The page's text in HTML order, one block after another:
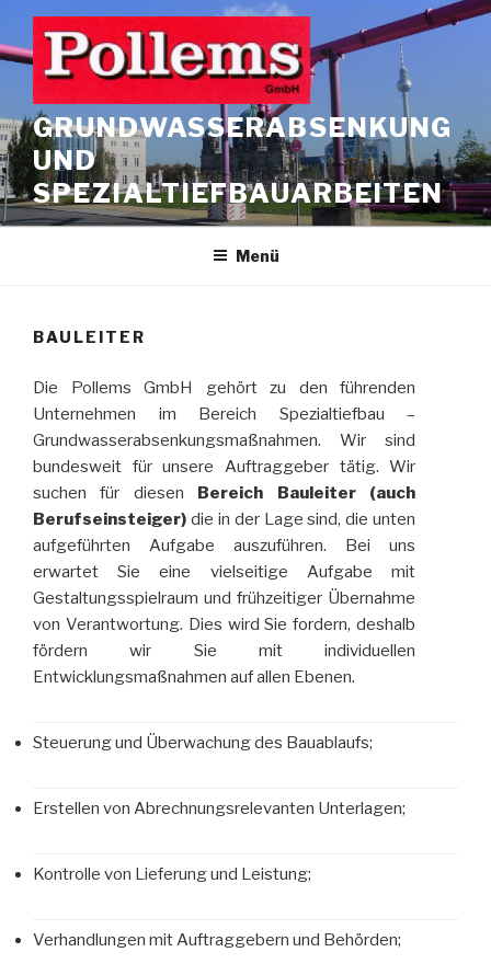
springen
GRUNDWASSERABSENKUNG
UND
SPEZIALTIEFBAUARBEITEN
Menü
BAULEITER
Die Pollems GmbH gehört zu den führenden
Unternehmen im Bereich Spezialtiefbau –
Grundwasserabsenkungsmaßnahmen. Wir sind
bundesweit für unsere Auftraggeber tätig. Wir
suchen für diesen Bereich Bauleiter (auch
Berufseinsteiger) die in der Lage sind, die unten
aufgeführten Aufgabe auszuführen. Bei uns
erwartet Sie eine vielseitige Aufgabe mit
Gestaltungsspielraum und frühzeitiger Übernahme
von Verantwortung. Dies wird Sie fordern, deshalb
fördern wir Sie mit individuellen
Entwicklungsmaßnahmen auf allen Ebenen.
Steuerung und Überwachung des Bauablaufs;
Erstellen von Abrechnungsrelevanten Unterlagen;
Kontrolle von Lieferung und Leistung;
Verhandlungen mit Auftraggebern und Behörden;